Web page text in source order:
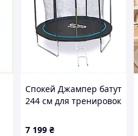
Спокей Джампер батут
244 см для тренировок
7 199 ₴